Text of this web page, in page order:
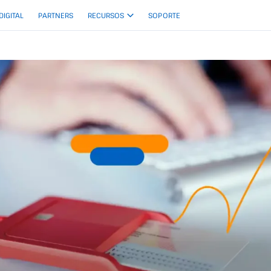
PARTNERS RECURSOS SOPORTE